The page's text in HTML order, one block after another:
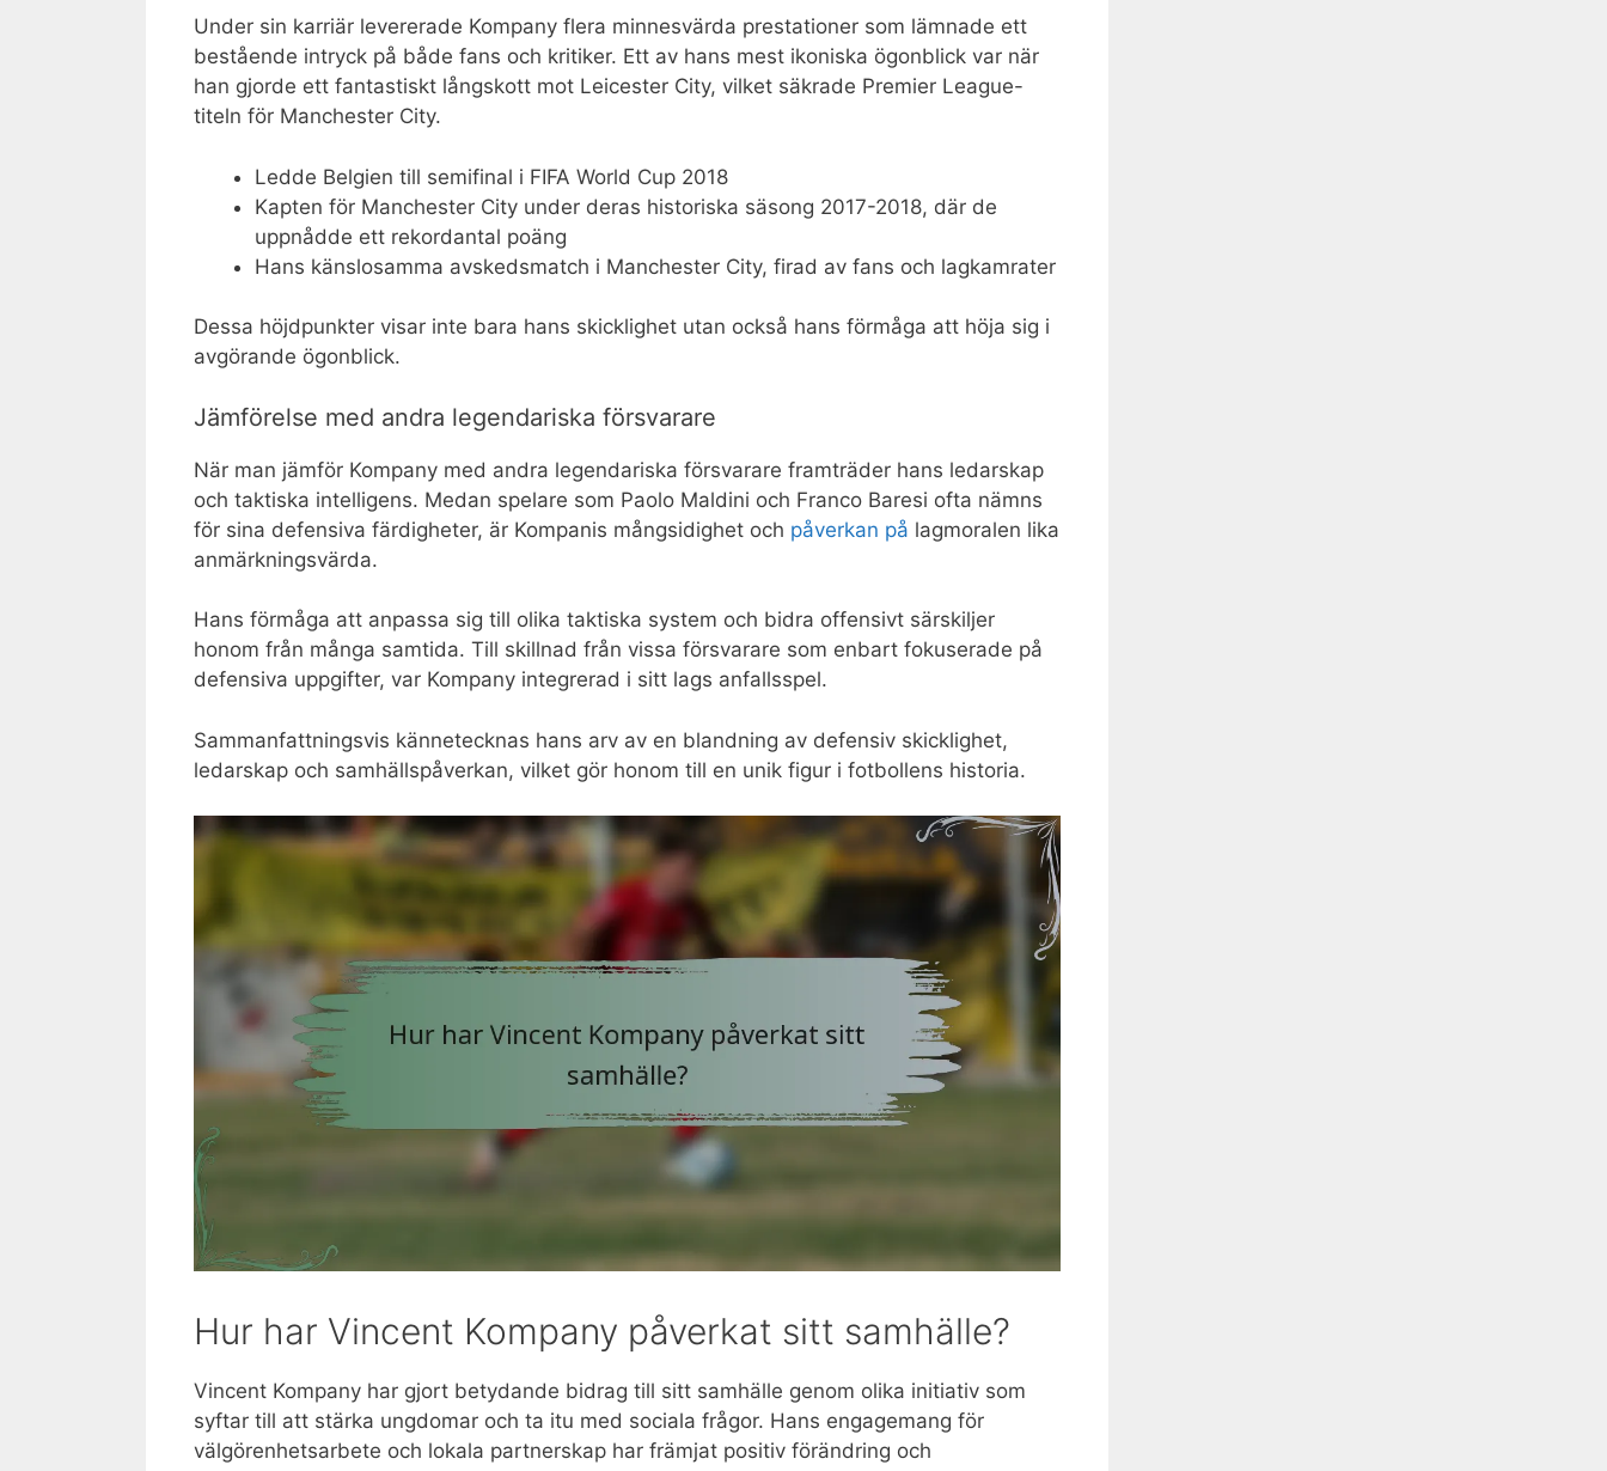
Under sin karriär levererade Kompany flera minnesvärda prestationer som lämnade ett
bestående intryck på både fans och kritiker. Ett av hans mest ikoniska ögonblick var när
han gjorde ett fantastiskt långskott mot Leicester City, vilket säkrade Premier League-
titeln för Manchester City.
Ledde Belgien till semifinal i FIFA World Cup 2018
Kapten för Manchester City under deras historiska säsong 2017-2018, där de
uppnådde ett rekordantal poäng
Hans känslosamma avskedsmatch i Manchester City, firad av fans och lagkamrater
Dessa höjdpunkter visar inte bara hans skicklighet utan också hans förmåga att höja sig i
avgörande ögonblick.
Jämförelse med andra legendariska försvarare
När man jämför Kompany med andra legendariska försvarare framträder hans ledarskap
och taktiska intelligens. Medan spelare som Paolo Maldini och Franco Baresi ofta nämns
för sina defensiva färdigheter, är Kompanis mångsidighet och påverkan på lagmoralen lika
anmärkningsvärda.
Hans förmåga att anpassa sig till olika taktiska system och bidra offensivt särskiljer
honom från många samtida. Till skillnad från vissa försvarare som enbart fokuserade på
defensiva uppgifter, var Kompany integrerad i sitt lags anfallsspel.
Sammanfattningsvis kännetecknas hans arv av en blandning av defensiv skicklighet,
ledarskap och samhällspåverkan, vilket gör honom till en unik figur i fotbollens historia.
Hur har Vincent Kompany påverkat sitt samhälle?
Vincent Kompany har gjort betydande bidrag till sitt samhälle genom olika initiativ som
syftar till att stärka ungdomar och ta itu med sociala frågor. Hans engagemang för
välgörenhetsarbete och lokala partnerskap har främjat positiv förändring och